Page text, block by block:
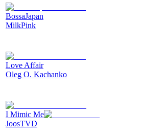
BossaJapan
MilkPink
Love Affair
Oleg O. Kachanko
I Mimic Me
JoosTVD